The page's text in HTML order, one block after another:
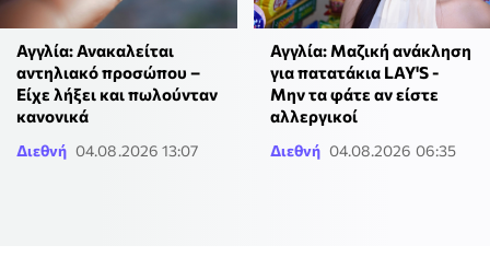
Αγγλία: Ανακαλείται
αντηλιακό προσώπου –
Είχε λήξει και πωλούνταν
κανονικά
Διεθνή 04.08.2026 13:07
Αγγλία: Μαζική ανάκληση
για πατατάκια LAY'S -
Μην τα φάτε αν είστε
αλλεργικοί
Διεθνή 04.08.2026 06:35